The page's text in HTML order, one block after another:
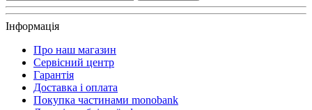
Інформація
Про наш магазин
Сервісний центр
Гарантія
Доставка і оплата
Покупка частинами monobank